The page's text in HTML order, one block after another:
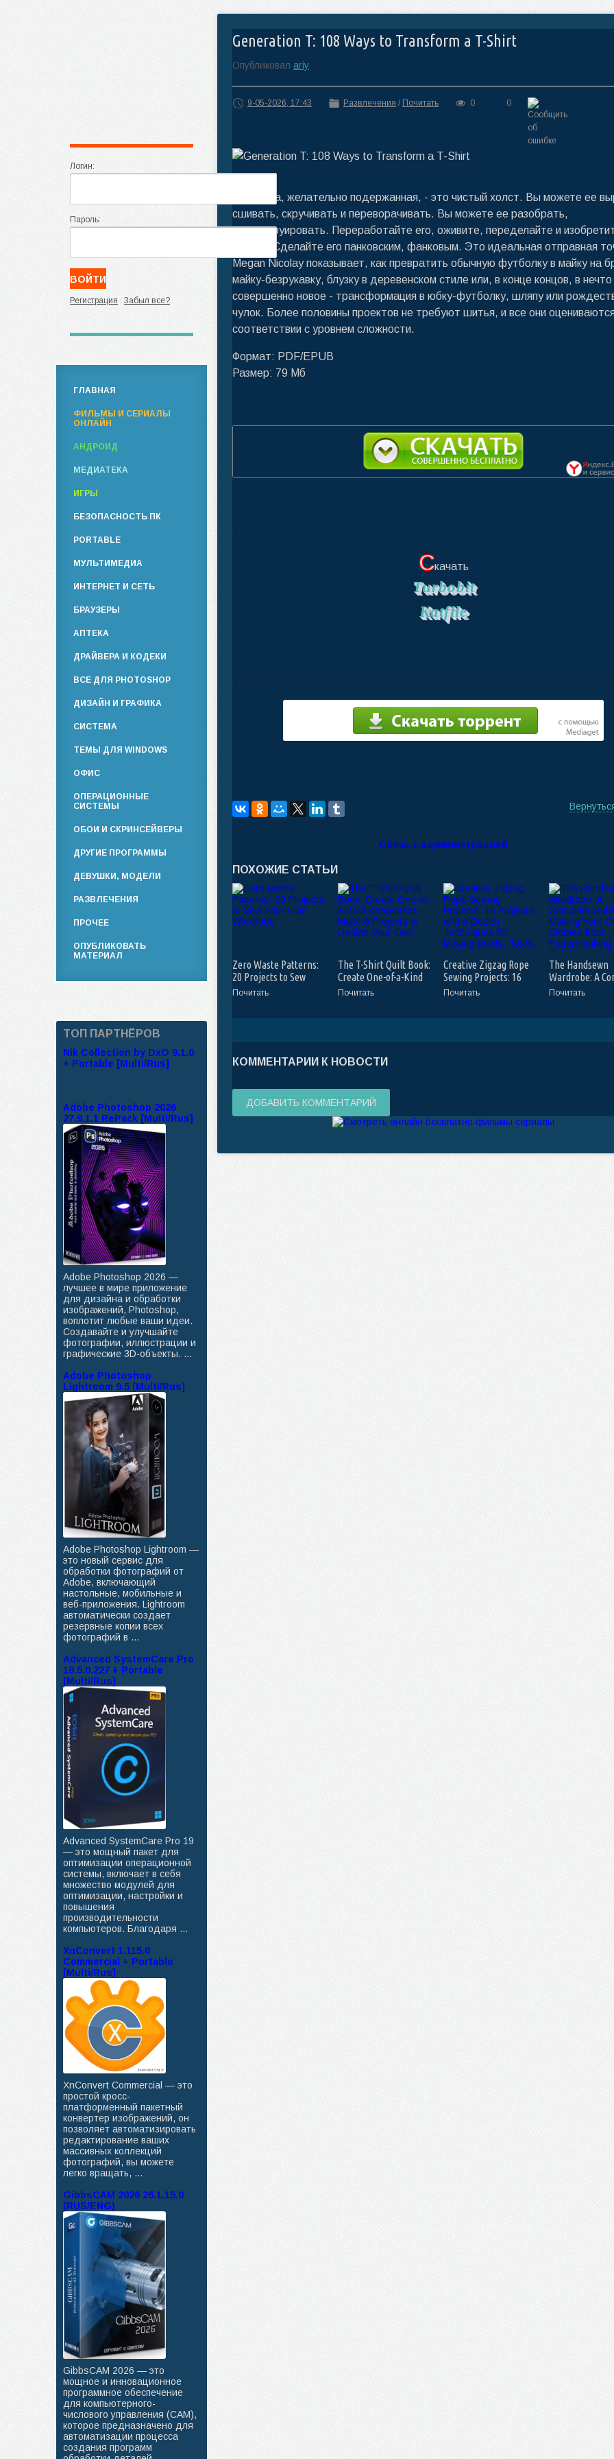
Generation T: 108 Ways to Transform a T-Shirt
Опубликовал ariy
9-05-2026, 17:43 Развлечения / Почитать 0 0
Футболка, желательно подержанная, - это чистый холст. Вы можете ее
сшивать, скручивать и переворачивать. Вы можете ее разобрать,
реконструировать. Переработайте его, оживите, переделайте и
заново. Сделайте его панковским, фанковым. Это идеальная отправная
Megan Nicolay показывает, как превратить обычную футболку в майку на
майку-безрукавку, блузку в деревенском стиле или, в конце концов, в нечто
совершенно новое - трансформация в юбку-футболку, шляпу или
чулок. Более половины проектов не требуют шитья, и все они
соответствии с уровнем сложности.
Формат: PDF/EPUB
Размер: 79 Мб
Скачать
Turbobit
Katfile
Связь с администрацией
ПОХОЖИЕ СТАТЬИ
Zero Waste Patterns:
20 Projects to Sew
Your Own Wardrobe
Почитать
The T-Shirt Quilt Book:
Create One-of-a-Kind
Keepsakes - Make 8
Почитать
Creative Zigzag Rope
Sewing Projects: 16
Projects and a Dozen
Почитать
The Handsewn
Wardrobe: A
Guide to Making
Почитать
КОММЕНТАРИИ К НОВОСТИ
ДОБАВИТЬ КОММЕНТАРИЙ
Логин:
Пароль:
Регистрация / Забыл все?
ГЛАВНАЯ
ФИЛЬМЫ И СЕРИАЛЫ
ОНЛАЙН
АНДРОИД
МЕДИАТЕКА
ИГРЫ
БЕЗОПАСНОСТЬ ПК
PORTABLE
МУЛЬТИМЕДИА
ИНТЕРНЕТ И СЕТЬ
БРАУЗЕРЫ
АПТЕКА
ДРАЙВЕРА И КОДЕКИ
ВСЕ ДЛЯ PHOTOSHOP
ДИЗАЙН И ГРАФИКА
СИСТЕМА
ТЕМЫ ДЛЯ WINDOWS
ОФИС
ОПЕРАЦИОННЫЕ
СИСТЕМЫ
ОБОИ И СКРИНСЕЙВЕРЫ
ДРУГИЕ ПРОГРАММЫ
ДЕВУШКИ, МОДЕЛИ
РАЗВЛЕЧЕНИЯ
ПРОЧЕЕ
ОПУБЛИКОВАТЬ
МАТЕРИАЛ
ТОП ПАРТНЁРОВ
Nik Collection by DxO 9.1.0
+ Portable [Multi/Rus]
Adobe Photoshop 2026
27.9.1.1 RePack [Multi/Rus]
Adobe Photoshop 2026 —
лучшее в мире приложение
для дизайна и обработки
изображений, Photoshop,
воплотит любые ваши идеи.
Создавайте и улучшайте
фотографии, иллюстрации и
графические 3D-объекты. ...
Adobe Photoshop
Lightroom 9.5 [Multi/Rus]
Adobe Photoshop Lightroom —
это новый сервис для
обработки фотографий от
Adobe, включающий
настольные, мобильные и
веб-приложения. Lightroom
автоматически создает
резервные копии всех
фотографий в ...
Advanced SystemCare Pro
19.5.0.227 + Portable
[Multi/Rus]
Advanced SystemCare Pro 19
— это мощный пакет для
оптимизации операционной
системы, включает в себя
множество модулей для
оптимизации, настройки и
повышения
производительности
компьютеров. Благодаря ...
XnConvert 1.115.0
Commercial + Portable
[Multi/Rus]
XnConvert Commercial — это
простой кросс-
платформенный пакетный
конвертер изображений, он
позволяет автоматизировать
редактирование ваших
массивных коллекций
фотографий, вы можете
легко вращать, ...
GibbsCAM 2026 26.1.15.0
(RUS/ENG)
GibbsCAM 2026 — это
мощное и инновационное
программное обеспечение
для компьютерного-
числового управления (CAM),
которое предназначено для
автоматизации процесса
создания программ